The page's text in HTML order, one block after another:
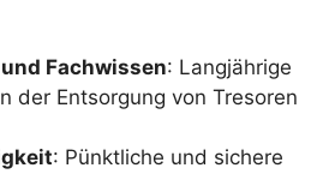
Fachwissen: Langjährige
der Entsorgung von Tresoren
: Pünktliche und sichere